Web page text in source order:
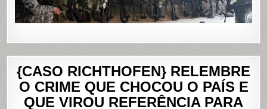
{CASO RICHTHOFEN} RELEMBRE
O CRIME QUE CHOCOU O PAÍS E
QUE VIROU REFERÊNCIA PARA